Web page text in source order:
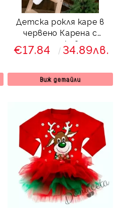
Детска рокля каре в
червено Карена с
дълъг ръкав и с
къдрички
€17.84 34.89лв.
Виж детайли